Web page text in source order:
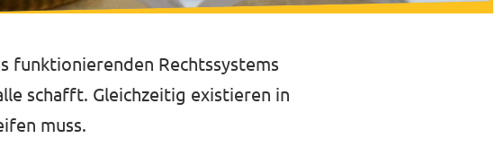
funktionierenden Rechtssystems
schafft. Gleichzeitig existieren in
muss.